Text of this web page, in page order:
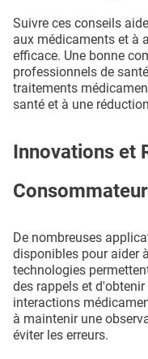
Suivre ces conseils
aux médicaments et à
efficace. Une bonne
professionnels de
traitements
santé et à une
Innovations et
De nombreuses
disponibles pour aider
technologies
des rappels et
interactions
à maintenir une
éviter les erreurs.